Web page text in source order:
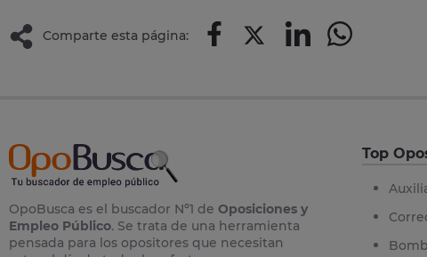
Comparte esta página:
OpoBusca es el buscador Nº1 de Oposiciones y
Empleo Público. Se trata de una herramienta
pensada para los opositores que necesitan
Top